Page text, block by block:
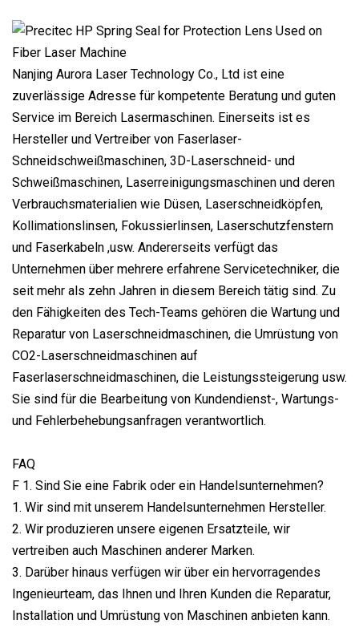
Nanjing Aurora Laser Technology Co., Ltd ist eine
zuverlässige Adresse für kompetente Beratung und guten
Service im Bereich Lasermaschinen. Einerseits ist es
Hersteller und Vertreiber von Faserlaser-
Schneidschweißmaschinen, 3D-Laserschneid- und
Schweißmaschinen, Laserreinigungsmaschinen und deren
Verbrauchsmaterialien wie Düsen, Laserschneidköpfen,
Kollimationslinsen, Fokussierlinsen, Laserschutzfenstern
und Faserkabeln ,usw. Andererseits verfügt das
Unternehmen über mehrere erfahrene Servicetechniker, die
seit mehr als zehn Jahren in diesem Bereich tätig sind. Zu
den Fähigkeiten des Tech-Teams gehören die Wartung und
Reparatur von Laserschneidmaschinen, die Umrüstung von
CO2-Laserschneidmaschinen auf
Faserlaserschneidmaschinen, die Leistungssteigerung usw.
Sie sind für die Bearbeitung von Kundendienst-, Wartungs-
und Fehlerbehebungsanfragen verantwortlich.
FAQ
F 1. Sind Sie eine Fabrik oder ein Handelsunternehmen?
1. Wir sind mit unserem Handelsunternehmen Hersteller.
2. Wir produzieren unsere eigenen Ersatzteile, wir
vertreiben auch Maschinen anderer Marken.
3. Darüber hinaus verfügen wir über ein hervorragendes
Ingenieurteam, das Ihnen und Ihren Kunden die Reparatur,
Installation und Umrüstung von Maschinen anbieten kann.